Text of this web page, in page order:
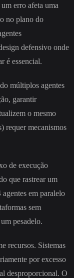
erro afeta uma
no plano do
defensivo onde
é essencial.
múltiplos agentes
garantir
o mesmo
requer mecanismos
de execução
que rastrear um
em paralelo
sem
pesadelo.
recursos. Sistemas
por excesso
desproporcional. O